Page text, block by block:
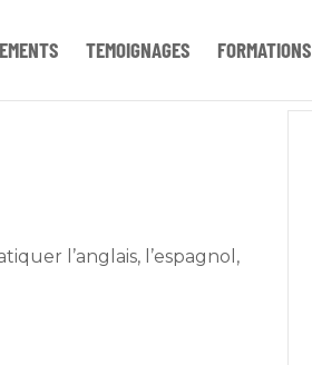
TEMOIGNAGES FORMATIONS
l’anglais, l’espagnol,